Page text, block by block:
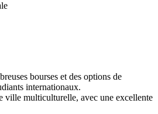
bourses et des options de
internationaux.
ville multiculturelle, avec une excellente